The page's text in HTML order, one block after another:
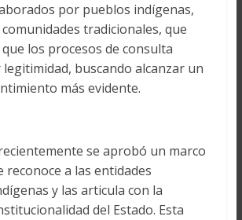
por pueblos indígenas,
tradicionales, que
los procesos de consulta
buscando alcanzar un
más evidente.
se aprobó un marco
reconoce a las entidades
y las articula con la
del Estado. Esta